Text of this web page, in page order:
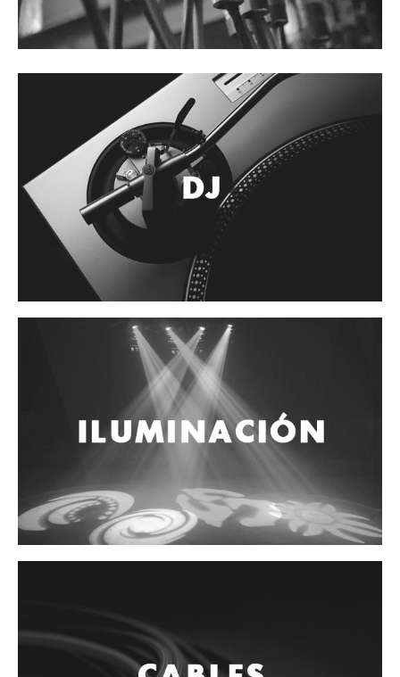
Mandolina
Banjo
Cuerdas
Guitarra Metal
Guitarra Nylon
Guitarra Electrica
Violin
Otros instrumentos de arco
Otros instrumentos de Cuerdas